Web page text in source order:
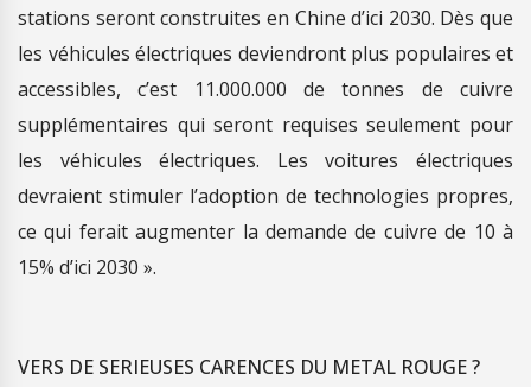
stations seront construites en Chine d’ici 2030. Dès que
les véhicules électriques deviendront plus populaires et
accessibles, c’est 11.000.000 de tonnes de cuivre
supplémentaires qui seront requises seulement pour
les véhicules électriques. Les voitures électriques
devraient stimuler l’adoption de technologies propres,
ce qui ferait augmenter la demande de cuivre de 10 à
15% d’ici 2030 ».
VERS DE SERIEUSES CARENCES DU METAL ROUGE ?